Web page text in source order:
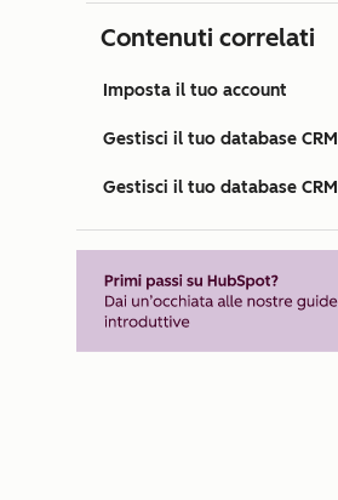
Contenuti correlati
Imposta il tuo account
Gestisci il tuo database CRM
Gestisci il tuo database CRM